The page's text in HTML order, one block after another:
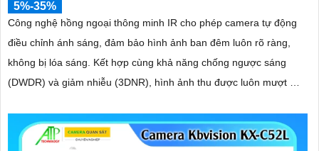
5%-35%
Công nghệ hồng ngoại thông minh IR cho phép camera tự động
điều chỉnh ánh sáng, đảm bảo hình ảnh ban đêm luôn rõ ràng,
không bị lóa sáng. Kết hợp cùng khả năng chống ngược sáng
(DWDR) và giảm nhiễu (3DNR), hình ảnh thu được luôn mượt mà,
ánh sáng yếu hoặc ánh sáng phức tạp như ngược sáng hoặc chói